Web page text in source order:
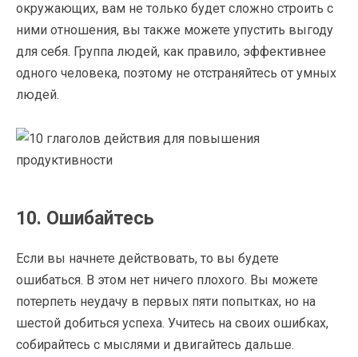
окружающих, вам не только будет сложно строить с
ними отношения, вы также можете упустить выгоду
для себя. Группа людей, как правило, эффективнее
одного человека, поэтому не отстраняйтесь от умных
людей.
10. Ошибайтесь
Если вы начнете действовать, то вы будете
ошибаться. В этом нет ничего плохого. Вы можете
потерпеть неудачу в первых пяти попытках, но на
шестой добиться успеха. Учитесь на своих ошибках,
собирайтесь с мыслями и двигайтесь дальше.